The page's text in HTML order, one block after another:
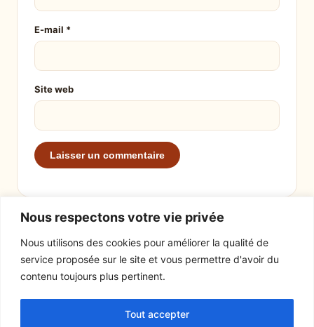
Nous respectons votre vie privée
Nous utilisons des cookies pour améliorer la qualité de
service proposée sur le site et vous permettre d'avoir du
contenu toujours plus pertinent.
Tout accepter
E-mail *
Site web
Actualités